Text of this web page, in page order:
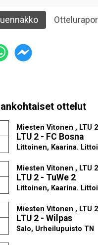
ottelut
Miesten Vitonen , LTU 2
LTU 2 - FC Bosna
Littoinen, Kaarina.
Miesten Vitonen , LTU 2
LTU 2 - TuWe 2
Littoinen, Kaarina.
Miesten Vitonen , LTU 2
LTU 2 - Wilpas
Salo, Urheilupuisto TN